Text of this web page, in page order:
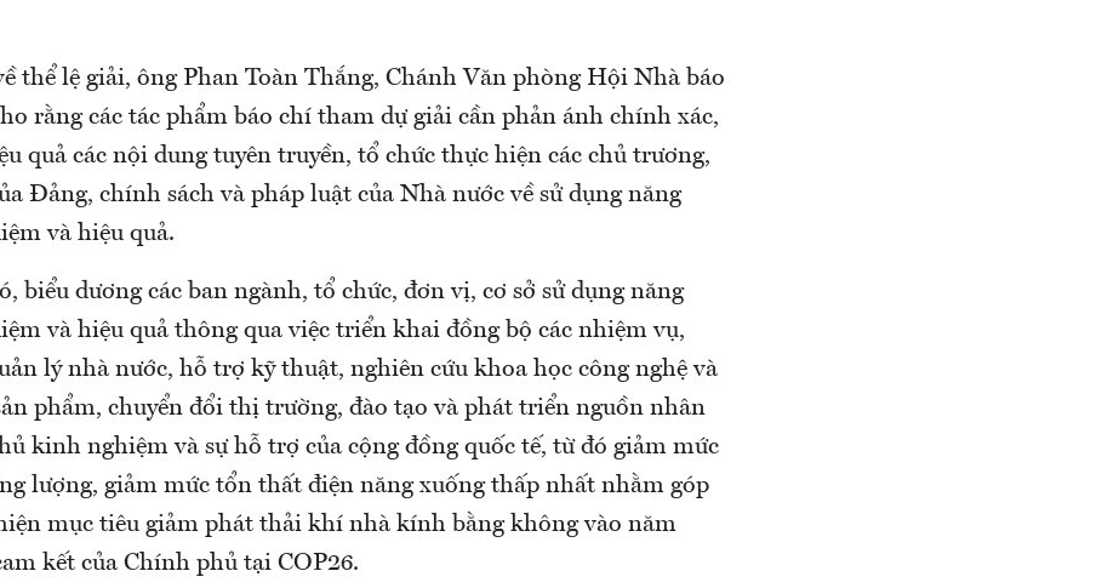
thể lệ giải, ông Phan Toàn Thắng, Chánh Văn phòng Hội Nhà báo
rằng các tác phẩm báo chí tham dự giải cần phản ánh chính xác,
quả các nội dung tuyên truyền, tổ chức thực hiện các chủ trương,
Đảng, chính sách và pháp luật của Nhà nước về sử dụng năng
và hiệu quả.
biểu dương các ban ngành, tổ chức, đơn vị, cơ sở sử dụng năng
và hiệu quả thông qua việc triển khai đồng bộ các nhiệm vụ,
lý nhà nước, hỗ trợ kỹ thuật, nghiên cứu khoa học công nghệ và
phẩm, chuyển đổi thị trường, đào tạo và phát triển nguồn nhân
kinh nghiệm và sự hỗ trợ của cộng đồng quốc tế, từ đó giảm mức
lượng, giảm mức tổn thất điện năng xuống thấp nhất nhằm góp
mục tiêu giảm phát thải khí nhà kính bằng không vào năm
kết của Chính phủ tại COP26.